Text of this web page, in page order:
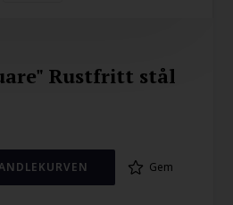
Rustfritt stål
Gem